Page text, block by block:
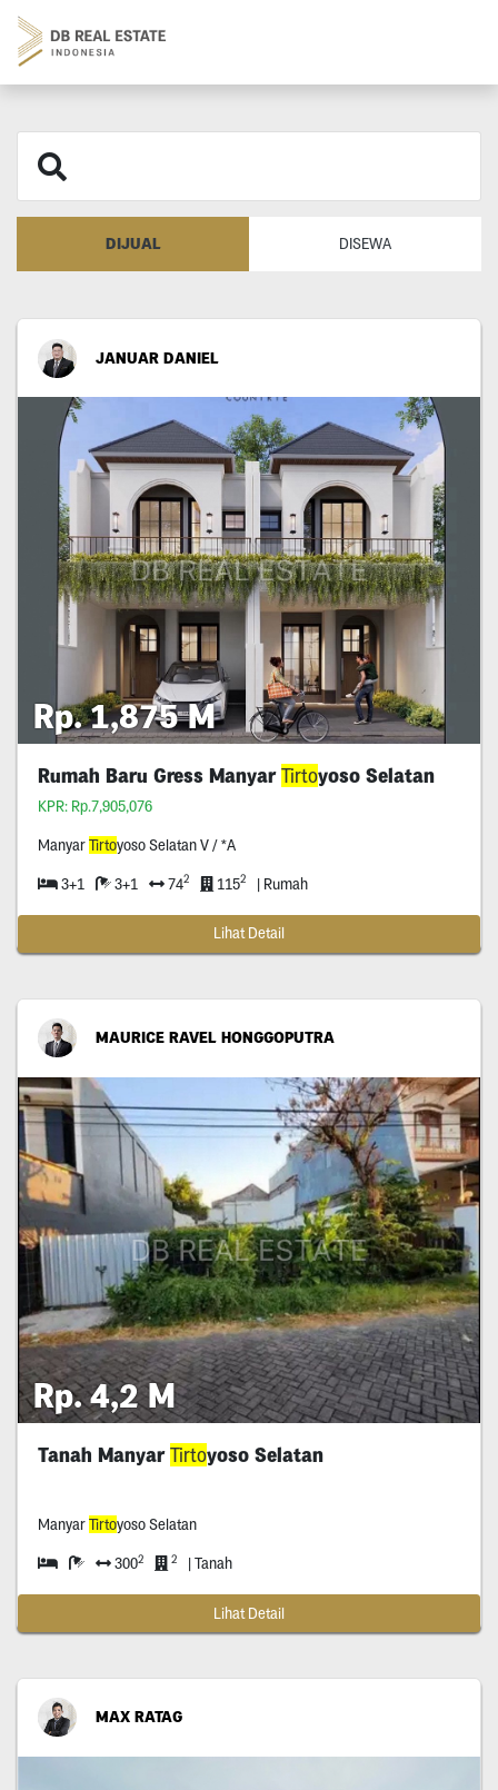
DIJUAL DISEWA
JANUAR DANIEL
Rp. 1,875 M
Rumah Baru Gress ManyarTirtoyoso Selatan
KPR: Rp.7,905,076
ManyarTirtoyoso Selatan V / *A
3+1 3+1 742 1152 | Rumah
Lihat Detail
MAURICE RAVEL HONGGOPUTRA
Rp. 4,2 M
Tanah ManyarTirtoyoso Selatan
ManyarTirtoyoso Selatan
3002 2 | Tanah
Lihat Detail
MAX RATAG